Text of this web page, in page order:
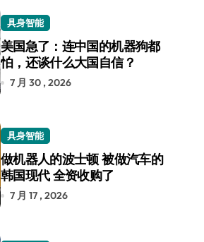
具身智能
美国急了：连中国的机器狗都
怕，还谈什么大国自信？
7 月 30 , 2026
具身智能
做机器人的波士顿 被做汽车的
韩国现代 全资收购了
7 月 17 , 2026